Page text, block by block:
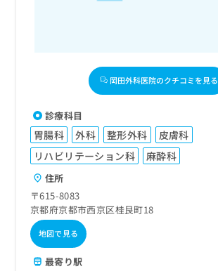
岡田外科医院のクチコミを見る
診療科目
胃腸科 外科 整形外科
皮膚科
リハビリテーション科
麻酔科
住所
〒615-8083
京都府京都市西京区桂艮町18
地図で見る
最寄り駅